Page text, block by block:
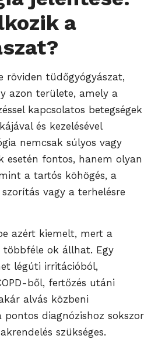
a
röviden tüdőgyógyászat,
azon területe, amely a
kapcsolatos betegségek
és kezelésével
nemcsak súlyos vagy
esetén fontos, hanem olyan
a tartós köhögés, a
vagy a terhelésre
azért kiemelt, mert a
ok állhat. Egy
légúti irritációból,
ből, fertőzés utáni
alvás közbeni
pontos diagnózishoz sokszor
szükséges.